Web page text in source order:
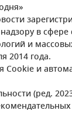
в сфере
и
2014 года.
Cookie и
(ред.